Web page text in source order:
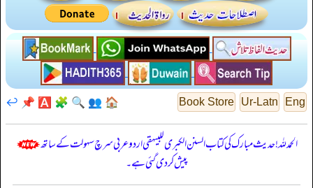
Eng
Ur-Latn
Book Store
🏠
👥
🔍
🧩
🅰️
📌
↩️
الحمدللہ! حدیث مبارک کی کتاب السنن الكبرى للبيهقي اردو عربی سرچ سہولت کے ساتھ
پیش کر دی گئی ہے۔